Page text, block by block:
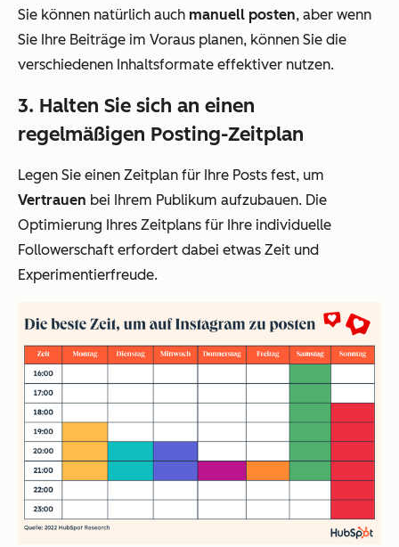
Sie können natürlich auch manuell posten, aber wenn
Sie Ihre Beiträge im Voraus planen, können Sie die
verschiedenen Inhaltsformate effektiver nutzen.
3. Halten Sie sich an einen
regelmäßigen Posting-Zeitplan
Legen Sie einen Zeitplan für Ihre Posts fest, um
Vertrauen bei Ihrem Publikum aufzubauen. Die
Optimierung Ihres Zeitplans für Ihre individuelle
Followerschaft erfordert dabei etwas Zeit und
Experimentierfreude.